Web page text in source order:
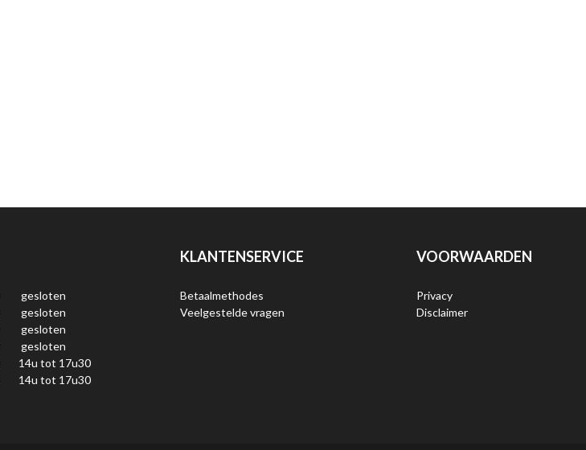
gesloten
gesloten
gesloten
gesloten
14u tot 17u30
14u tot 17u30
KLANTENSERVICE
Betaalmethodes
Veelgestelde vragen
VOORWAARDEN
Privacy
Disclaimer